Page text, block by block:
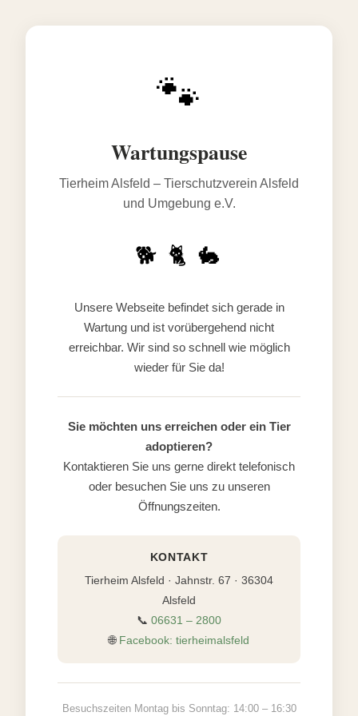
🐾
Wartungspause
Tierheim Alsfeld – Tierschutzverein Alsfeld
und Umgebung e.V.
🐕 🐈 🐇
Unsere Webseite befindet sich gerade in
Wartung und ist vorübergehend nicht
erreichbar. Wir sind so schnell wie möglich
wieder für Sie da!
Sie möchten uns erreichen oder ein Tier
adoptieren?
Kontaktieren Sie uns gerne direkt telefonisch
oder besuchen Sie uns zu unseren
Öffnungszeiten.
KONTAKT
Tierheim Alsfeld · Jahnstr. 67 · 36304
Alsfeld
📞 06631 – 2800
🌐 Facebook: tierheimalsfeld
Besuchszeiten Montag bis Sonntag: 14:00 – 16:30